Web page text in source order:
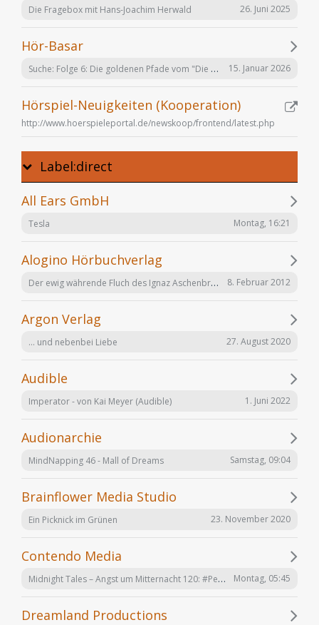
Die Fragebox mit Hans-Joachim Herwald 26. Juni 2025
Hör-Basar
Suche: Folge 6: Die goldenen Pfade vom "Die Elfen" Hörspiel von Bernhard Hennen 15. Januar 2026
Hörspiel-Neuigkeiten (Kooperation)
http://www.hoerspieleportal.de/newskoop/frontend/latest.php
Label:direct
All Ears GmbH
Tesla Montag, 16:21
Alogino Hörbuchverlag
Der ewig währende Fluch des Ignaz Aschenbrenner 8. Februar 2012
Argon Verlag
... und nebenbei Liebe 27. August 2020
Audible
Imperator - von Kai Meyer (Audible) 1. Juni 2022
Audionarchie
MindNapping 46 - Mall of Dreams Samstag, 09:04
Brainflower Media Studio
Ein Picknick im Grünen 23. November 2020
Contendo Media
Midnight Tales – Angst um Mitternacht 120: #Penizitas ist real! (VÖ 7. August 2026) Montag, 05:45
Dreamland Productions